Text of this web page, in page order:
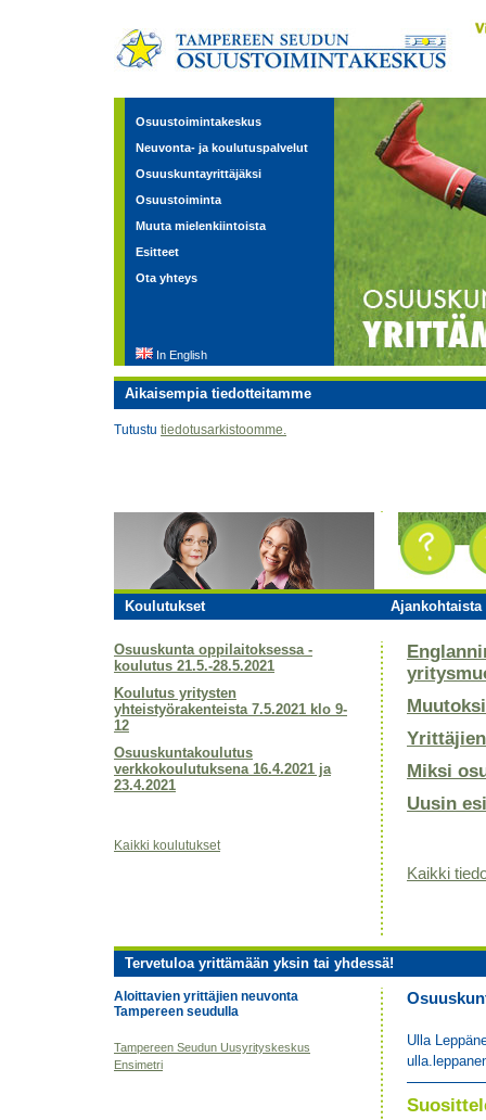
Osuustoimintakeskus
Neuvonta- ja koulutuspalvelut
Osuuskuntayrittäjäksi
Osuustoiminta
Muuta mielenkiintoista
Esitteet
Ota yhteys
In English
Aikaisempia tiedotteitamme
Tutustu tiedotusarkistoomme.
Koulutukset Ajankohtaista
Osuuskunta oppilaitoksessa -
koulutus 21.5.-28.5.2021
Koulutus yritysten
yhteistyörakenteista 7.5.2021 klo 9-
12
Osuuskuntakoulutus
verkkokoulutuksena 16.4.2021 ja
23.4.2021
Kaikki koulutukset
Miksi
Uusin
Kaikki
Tervetuloa yrittämään yksin tai yhdessä!
Aloittavien yrittäjien neuvonta
Tampereen seudulla
Tampereen Seudun Uusyrityskeskus
Ensimetri
Ulla